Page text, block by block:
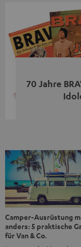
Streaming-
moderne
einem einzigen
Sound heute
70 Jahre
1956 begleitet
Pop, kleine
Jubiläum werfen
Jugendmarke:
Camper-Ausrüstung
anders: 5 praktische
für Van & Co.